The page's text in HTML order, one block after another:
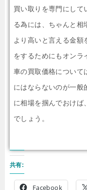
買い取りを専門にして
る為には、ちゃんと相
より高いと言える金額
をするためにもオンラ
車の買取価格について
にはならないのが一般
に相場を掴んでおけば
でしょう。
共有:
Facebook